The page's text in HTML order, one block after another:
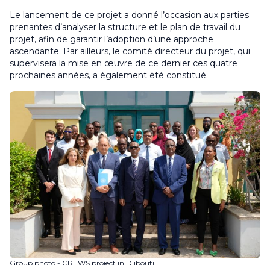
Le lancement de ce projet a donné l’occasion aux parties
prenantes d’analyser la structure et le plan de travail du
projet, afin de garantir l’adoption d’une approche
ascendante. Par ailleurs, le comité directeur du projet, qui
supervisera la mise en œuvre de ce dernier ces quatre
prochaines années, a également été constitué.
Group photo - CREWS project in Djibouti